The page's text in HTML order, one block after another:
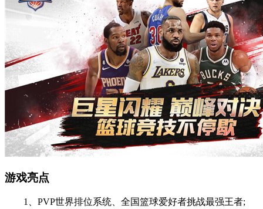
游戏亮点
1、PVP世界排位系统、全国篮球爱好者挑战最强王者;